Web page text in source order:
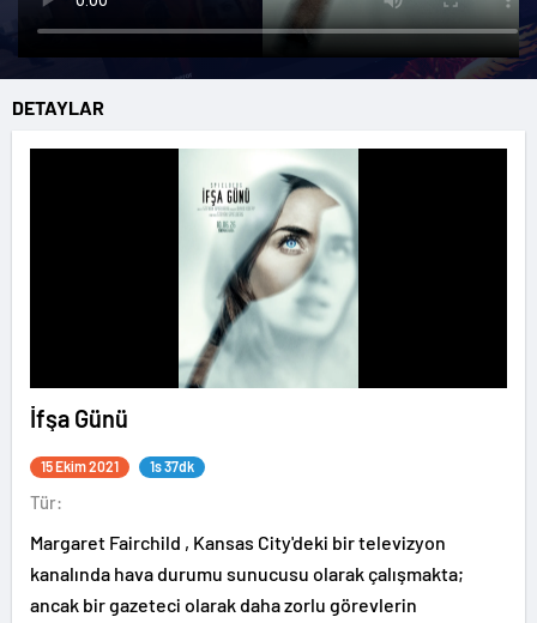
DETAYLAR
İfşa Günü
15 Ekim 2021 1s 37dk
Tür:
Margaret Fairchild , Kansas City'deki bir televizyon
kanalında hava durumu sunucusu olarak çalışmakta;
ancak bir gazeteci olarak daha zorlu görevlerin